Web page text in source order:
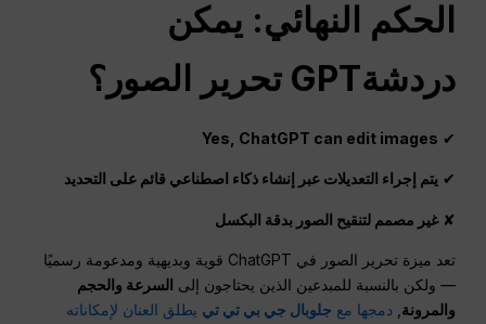
الحكم النهائي: يمكن
دردشةGPT
تحرير الصور؟
✔
Yes, ChatGPT can edit images
✔ يتم إجراء التعديلات عبر إنشاء ذكاء اصطناعي قائم على التحديد
✘غير مصمم لتنقيح الصور بدقة البكسل
تعد ميزة تحرير الصور في ChatGPT قوية وبديهية ومدعومة رسميًا
— ولكن بالنسبة للمبدعين الذين يحتاجون إلى السرعة والحجم
والمرونة ,دمجها مع جلوبال جي بي تي تي يطلق العنان لإمكاناته